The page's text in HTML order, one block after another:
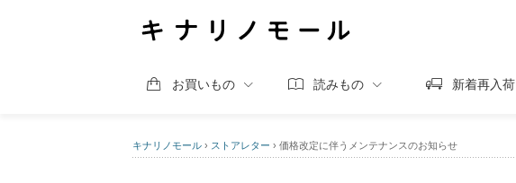
お買いもの 読みもの 新着再入荷
キナリノモール › ストアレター › 価格改定に伴うメンテナンスのお知らせ